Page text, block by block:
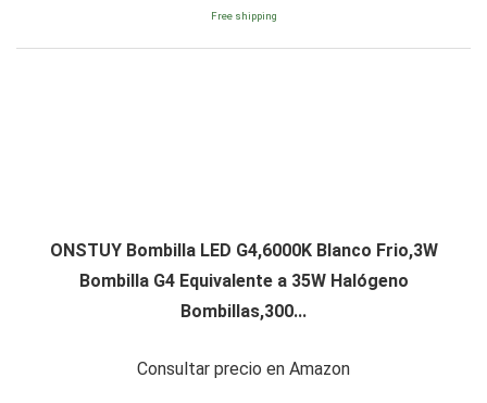
Free shipping
ONSTUY Bombilla LED G4,6000K Blanco Frio,3W
Bombilla G4 Equivalente a 35W Halógeno
Bombillas,300...
Consultar precio en Amazon